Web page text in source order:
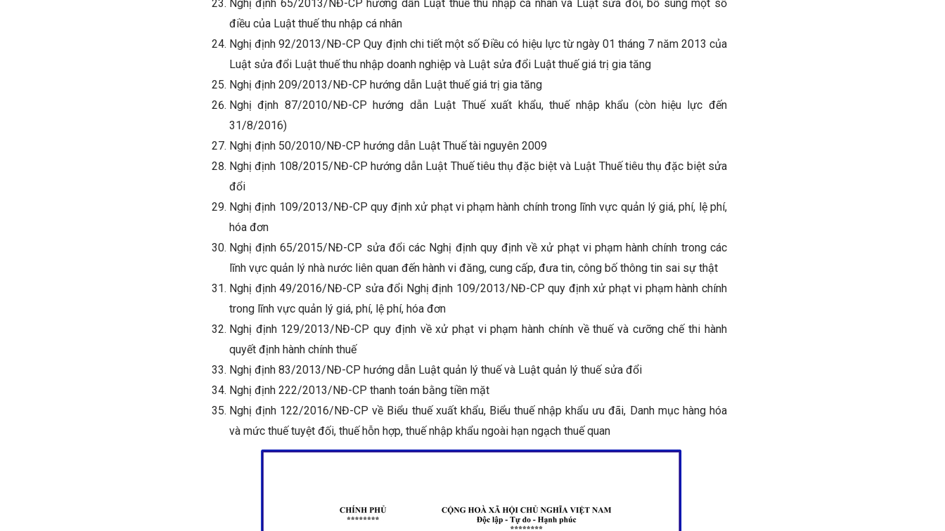
Nghị định 65/2013/NĐ-CP hướng dẫn Luật thuế thu nhập cá nhân và Luật sửa đổi, bổ sung một số
điều của Luật thuế thu nhập cá nhân
Nghị định 92/2013/NĐ-CP Quy định chi tiết một số Điều có hiệu lực từ ngày 01 tháng 7 năm 2013 của
Luật sửa đổi Luật thuế thu nhập doanh nghiệp và Luật sửa đổi Luật thuế giá trị gia tăng
Nghị định 209/2013/NĐ-CP hướng dẫn Luật thuế giá trị gia tăng
Nghị định 87/2010/NĐ-CP hướng dẫn Luật Thuế xuất khẩu, thuế nhập khẩu (còn hiệu lực đến
31/8/2016)
Nghị định 50/2010/NĐ-CP hướng dẫn Luật Thuế tài nguyên 2009
Nghị định 108/2015/NĐ-CP hướng dẫn Luật Thuế tiêu thụ đặc biệt và Luật Thuế tiêu thụ đặc biệt sửa
đổi
Nghị định 109/2013/NĐ-CP quy định xử phạt vi phạm hành chính trong lĩnh vực quản lý giá, phí, lệ phí,
hóa đơn
Nghị định 65/2015/NĐ-CP sửa đổi các Nghị định quy định về xử phạt vi phạm hành chính trong các
lĩnh vực quản lý nhà nước liên quan đến hành vi đăng, cung cấp, đưa tin, công bố thông tin sai sự thật
Nghị định 49/2016/NĐ-CP sửa đổi Nghị định 109/2013/NĐ-CP quy định xử phạt vi phạm hành chính
trong lĩnh vực quản lý giá, phí, lệ phí, hóa đơn
Nghị định 129/2013/NĐ-CP quy định về xử phạt vi phạm hành chính về thuế và cưỡng chế thi hành
quyết định hành chính thuế
Nghị định 83/2013/NĐ-CP hướng dẫn Luật quản lý thuế và Luật quản lý thuế sửa đổi
Nghị định 222/2013/NĐ-CP thanh toán bằng tiền mặt
Nghị định 122/2016/NĐ-CP về Biểu thuế xuất khẩu, Biểu thuế nhập khẩu ưu đãi, Danh mục hàng hóa
và mức thuế tuyệt đối, thuế hỗn hợp, thuế nhập khẩu ngoài hạn ngạch thuế quan